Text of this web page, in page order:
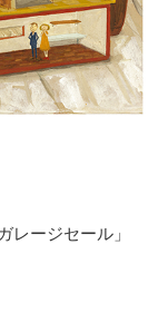
レージセール」